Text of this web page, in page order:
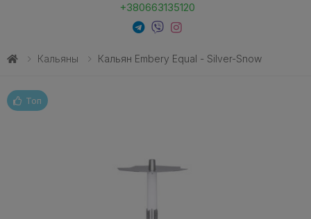
+380663135120
Кальяны Кальян Embery Equal - Silver-Snow
Топ